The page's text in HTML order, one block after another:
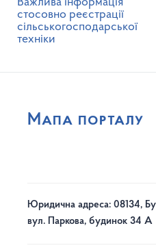
стосовно реєстрації
сільськогосподарської
техніки
Мапа порталу
Юридична адреса: 08134,
вул. Паркова, будинок 34 А